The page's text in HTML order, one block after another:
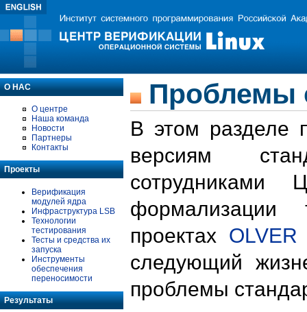
О НАС
О центре
Наша команда
Новости
Партнеры
Контакты
Проекты
Верификация
модулей ядра
Инфраструктура LSB
Технологии
тестирования
Тесты и средства их
запуска
Инструменты
обеспечения
переносимости
Результаты
Проблемы
В этом разделе
версиям
формализации
проектах OLVER
следующий
проблемы